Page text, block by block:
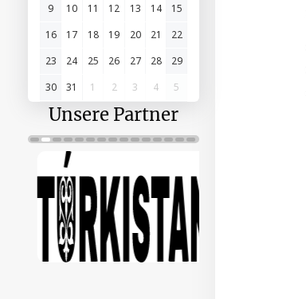
9
10 11 12 13 14
15
16
17 18 19 20 21
22
23
24 25 26 27 28
29
30
31 1 2 3 4 5
Unsere Partner